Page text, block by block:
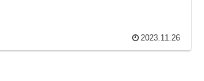
2023.11.26